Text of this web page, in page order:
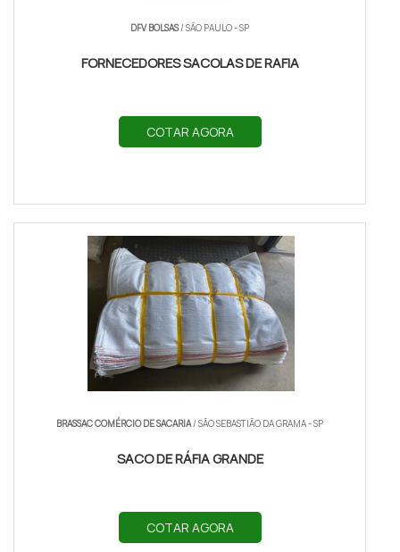
DFV BOLSAS/ SÃO PAULO - SP
FORNECEDORES SACOLAS DE RAFIA
COTAR AGORA
BRASSAC COMÉRCIO DE SACARIA/ SÃO SEBASTIÃO DA GRAMA - SP
SACO DE RÁFIA GRANDE
COTAR AGORA